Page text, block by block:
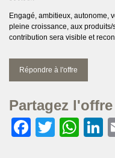
Engagé, ambitieux, autonome,
pleine croissance, aux
contribution sera visible et
Répondre à l'offre
Partagez l'offre
Twitter